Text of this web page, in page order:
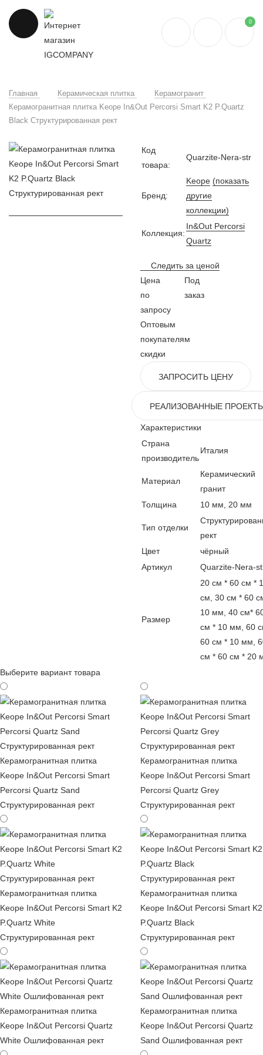
0
Главная Керамическая плитка
Керамогранит
Керамогранитная плитка Keope In&Out Percorsi Smart K2 P.Quartz
Black Структурированная рект
Код
товара:
Quarzite-Nera-str
Бренд:
Keope (показать
другие
коллекции)
Коллекция:
In&Out Percorsi
Quartz
Следить за ценой
Цена
по
запросу
Оптовым
покупателям
скидки
Под
заказ
ЗАПРОСИТЬ ЦЕНУ
РЕАЛИЗОВАННЫЕ
Характеристики
Страна
производитель
Италия
Материал
Керамический
гранит
Толщина
10 мм, 20 мм
Тип отделки
рект
Цвет
чёрный
Артикул
Quarzite-Nera-
Размер
20 см * 60 см *
см, 30 см * 60
10 мм, 40 см*
см * 10 мм, 60
60 см * 10 мм,
см * 60 см * 20
Выберите вариант товара
Керамогранитная плитка
Keope In&Out Percorsi Smart
Percorsi Quartz Sand
Структурированная рект
Керамогранитная плитка
Keope In&Out Percorsi Smart
Percorsi Quartz Grey
Структурированная рект
Керамогранитная плитка
Keope In&Out Percorsi Smart K2
P.Quartz White
Структурированная рект
Керамогранитная плитка
Keope In&Out Percorsi Smart K2
P.Quartz Black
Структурированная рект
Керамогранитная плитка
Keope In&Out Percorsi Quartz
White Ошлифованная рект
Керамогранитная плитка
Keope In&Out Percorsi Quartz
Sand Ошлифованная рект